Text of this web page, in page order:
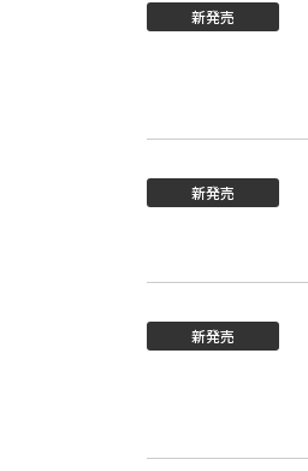
新発売
新発売
新発売